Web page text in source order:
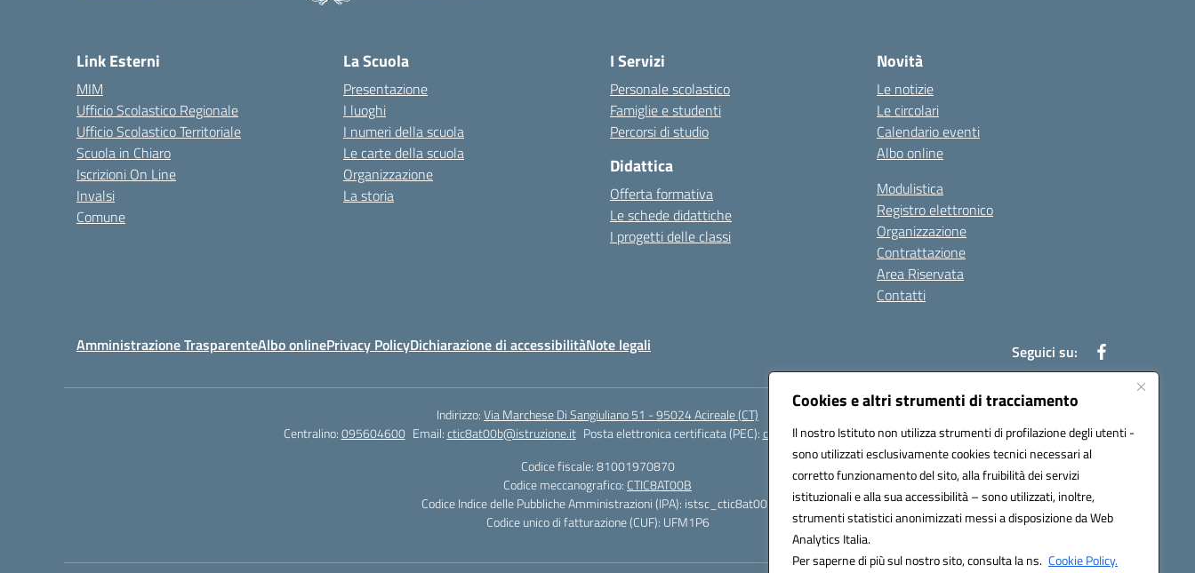
Cookies e altri strumenti di tracciamento
Il nostro Istituto non utilizza strumenti di profilazione degli utenti -
sono utilizzati esclusivamente cookies tecnici necessari al
corretto funzionamento del sito, alla fruibilità dei servizi
istituzionali e alla sua accessibilità – sono utilizzati, inoltre,
strumenti statistici anonimizzati messi a disposizione da Web
Analytics Italia.
Per saperne di più sul nostro sito, consulta la ns. Cookie Policy.
Link Esterni
MIM
Ufficio Scolastico Regionale
Ufficio Scolastico Territoriale
Scuola in Chiaro
Iscrizioni On Line
Invalsi
Comune
La Scuola
Presentazione
I luoghi
I numeri della scuola
Le carte della scuola
Organizzazione
La storia
I Servizi
Personale scolastico
Famiglie e studenti
Percorsi di studio
Didattica
Offerta formativa
Le schede didattiche
I progetti delle classi
Novità
Le notizie
Le circolari
Calendario eventi
Albo online
Modulistica
Registro elettronico
Organizzazione
Contrattazione
Area Riservata
Contatti
Amministrazione TrasparenteAlbo onlinePrivacy PolicyDichiarazione di accessibilitàNote legali Seguici su:
Indirizzo:Via Marchese Di Sangiuliano 51 - 95024 Acireale (CT)
Centralino:095604600 Email:ctic8at00b@istruzione.it Posta elettronica certificata (PEC):ctic8at00b@pec.istruzione.it
Codice fiscale: 81001970870
Codice meccanografico: CTIC8AT00B
Codice Indice delle Pubbliche Amministrazioni (IPA): istsc_ctic8at00b
Codice unico di fatturazione (CUF): UFM1P6